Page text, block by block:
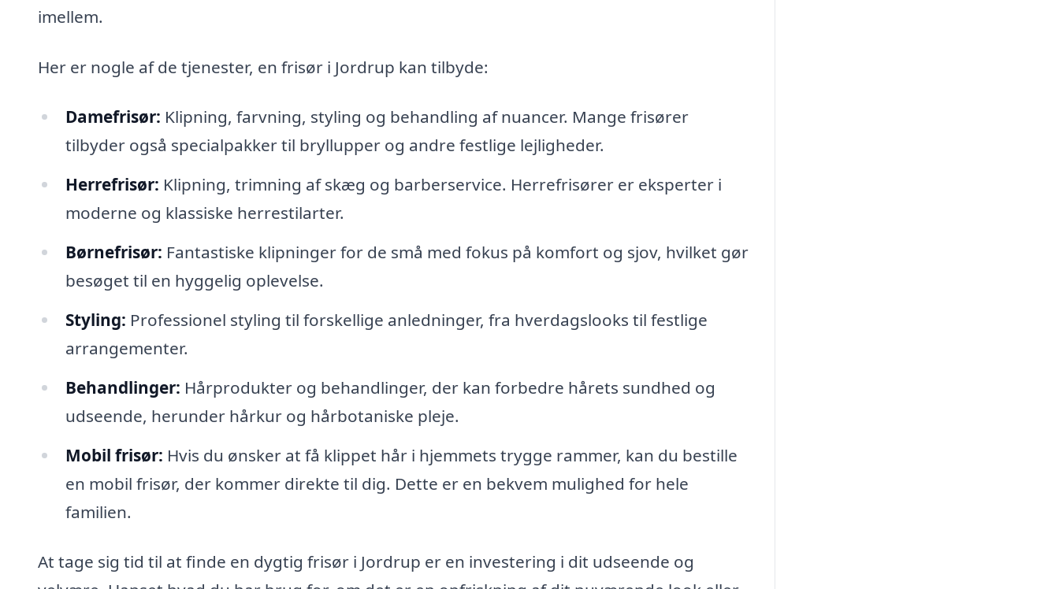
imellem.
Her er nogle af de tjenester, en frisør i Jordrup kan tilbyde:
Damefrisør: Klipning, farvning, styling og behandling af nuancer. Mange frisører
tilbyder også specialpakker til bryllupper og andre festlige lejligheder.
Herrefrisør: Klipning, trimning af skæg og barberservice. Herrefrisører er eksperter i
moderne og klassiske herrestilarter.
Børnefrisør: Fantastiske klipninger for de små med fokus på komfort og sjov, hvilket gør
besøget til en hyggelig oplevelse.
Styling: Professionel styling til forskellige anledninger, fra hverdagslooks til festlige
arrangementer.
Behandlinger: Hårprodukter og behandlinger, der kan forbedre hårets sundhed og
udseende, herunder hårkur og hårbotaniske pleje.
Mobil frisør: Hvis du ønsker at få klippet hår i hjemmets trygge rammer, kan du bestille
en mobil frisør, der kommer direkte til dig. Dette er en bekvem mulighed for hele
familien.
At tage sig tid til at finde en dygtig frisør i Jordrup er en investering i dit udseende og